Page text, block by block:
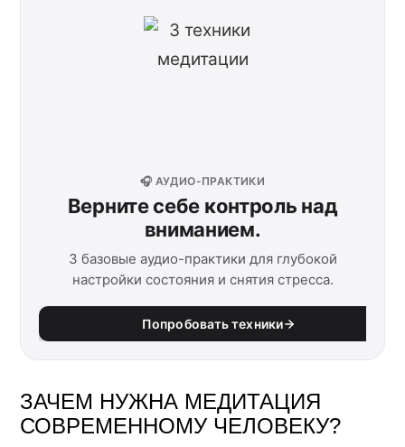
🎧 АУДИО-ПРАКТИКИ
Верните себе контроль над
вниманием.
3 базовые аудио-практики для глубокой
настройки состояния и снятия стресса.
Попробовать техники
ЗАЧЕМ НУЖНА МЕДИТАЦИЯ
СОВРЕМЕННОМУ ЧЕЛОВЕКУ?